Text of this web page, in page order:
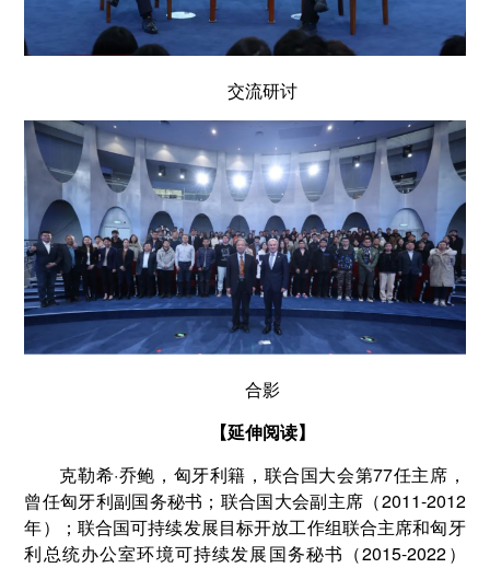
交流研讨
合影
【延伸阅读】
克勒希·乔鲍，匈牙利籍，联合国大会第77任主席，
曾任匈牙利副国务秘书；联合国大会副主席（2011-2012
年）；联合国可持续发展目标开放工作组联合主席和匈牙
利总统办公室环境可持续发展国务秘书（2015-2022）